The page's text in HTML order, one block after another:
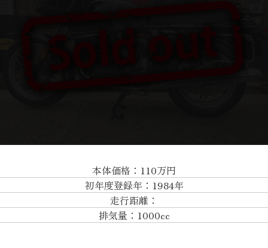
本体価格：110万円
初年度登録年：1984年
走行距離：
排気量：1000cc